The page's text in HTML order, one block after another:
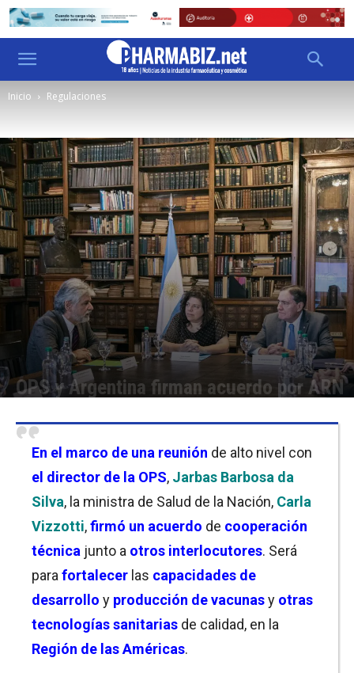
Inicio Regulaciones
OPS y Argentina firman acuerdo por ARN
En el marco de una reunión de alto nivel con
el director de la OPS, Jarbas Barbosa da
Silva, la ministra de Salud de la Nación, Carla
Vizzotti,firmó un acuerdo de cooperación
técnica junto a otros interlocutores. Será
para fortalecer las capacidades de
desarrollo y producción de vacunasy otras
tecnologías sanitarias de calidad, en la
Región de las Américas.